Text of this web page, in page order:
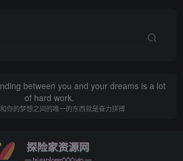
between you and your dreams is a lot
of hard work.
你的梦想之间的唯一的东西就是奋力拼搏